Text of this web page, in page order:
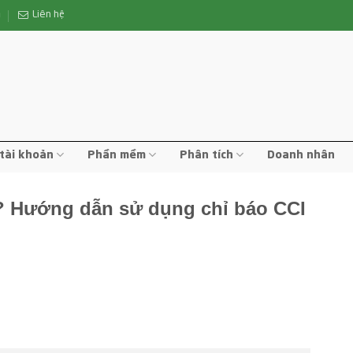
Liên hệ
tài khoản Phần mềm Phân tích Doanh nhân
Hướng dẫn sử dụng chỉ báo CCI